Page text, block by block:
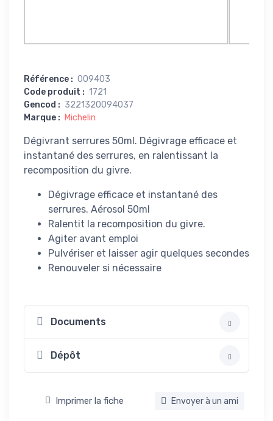
Référence : 009403
Code produit : 1721
Gencod : 3221320094037
Marque : Michelin
Dégivrant serrures 50ml. Dégivrage efficace et
instantané des serrures, en ralentissant la
recomposition du givre.
Dégivrage efficace et instantané des
serrures. Aérosol 50ml
Ralentit la recomposition du givre.
Agiter avant emploi
Pulvériser et laisser agir quelques secondes
Renouveler si nécessaire
Documents
Dépôt
Imprimer la fiche Envoyer à un ami